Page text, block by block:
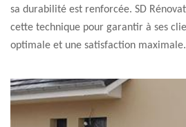
sa durabilité est renforcée. SD
cette technique pour garantir à ses
optimale et une satisfaction maximale.